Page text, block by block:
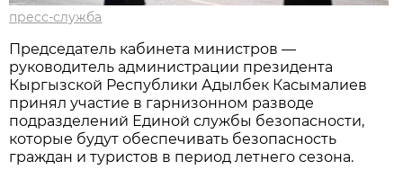
пресс-служба
Председатель кабинета министров —
руководитель администрации президента
Кыргызской Республики Адылбек Касымалиев
принял участие в гарнизонном разводе
подразделений Единой службы безопасности,
которые будут обеспечивать безопасность
граждан и туристов в период летнего сезона.